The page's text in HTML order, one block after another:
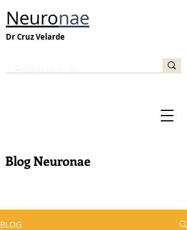
Neuronae
Dr Cruz Velarde
Blog Neuronae
BLOG